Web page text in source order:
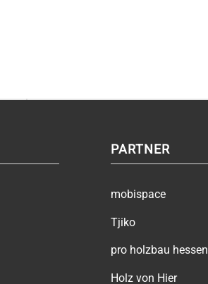
PARTNER
mobispace
Tjiko
pro holzbau hessen
Holz von Hier